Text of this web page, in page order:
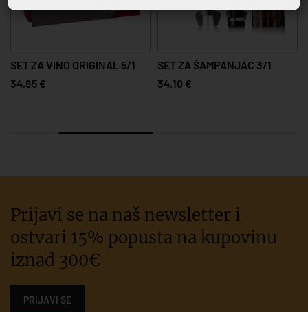
SET ZA VINO ORIGINAL 5/1
34,85 €
SET ZA ŠAMPANJAC 3/1
34,10 €
Prijavi se na naš newsletter i
ostvari 15% popusta na kupovinu
iznad 300€
PRIJAVI SE